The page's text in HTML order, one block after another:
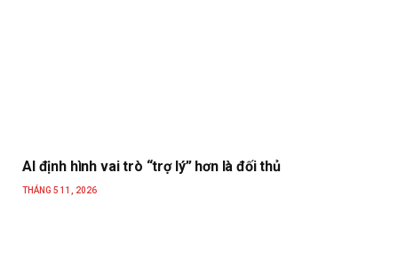
AI định hình vai trò “trợ lý” hơn là đối thủ
THÁNG 5 11, 2026